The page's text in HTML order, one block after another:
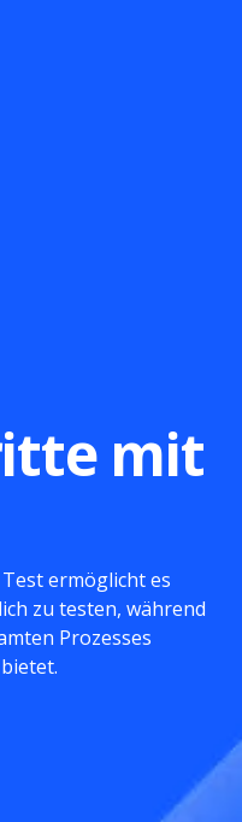
mit
ermöglicht es
zu testen, während
Prozesses